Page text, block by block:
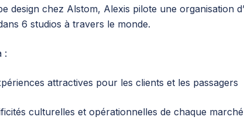
design chez Alstom, Alexis pilote une organisation
6 studios à travers le monde.
:
attractives pour les clients et les passagers
culturelles et opérationnelles de chaque marché